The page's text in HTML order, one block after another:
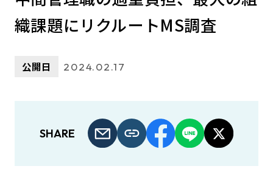
織課題にリクルートMS調査
公開日 2024.02.17
SHARE